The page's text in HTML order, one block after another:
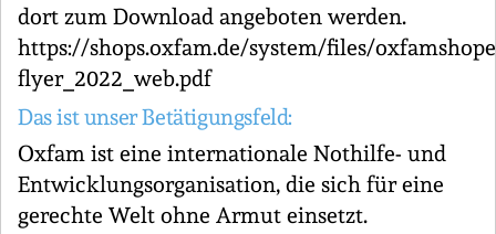
dort zum Download angeboten werden.
https://shops.oxfam.de/system/files/
flyer_2022_web.pdf
Das ist unser Betätigungsfeld:
Oxfam ist eine internationale Nothilfe- und
Entwicklungsorganisation, die sich für eine
gerechte Welt ohne Armut einsetzt.